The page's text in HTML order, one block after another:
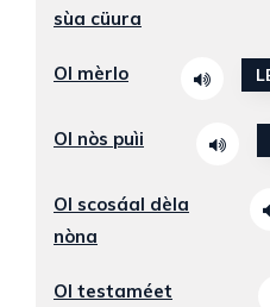
sùa cüura
Ol mèrlo
Ol nòs puìi
Ol scosáal dèla
nòna
Ol testaméet